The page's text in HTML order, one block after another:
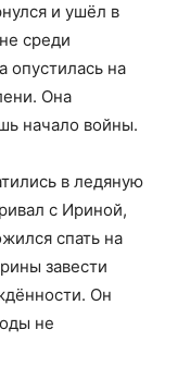
и ушёл в
среди
опустилась на
Она
начало войны.
в ледяную
с Ириной,
спать на
завести
Он
не